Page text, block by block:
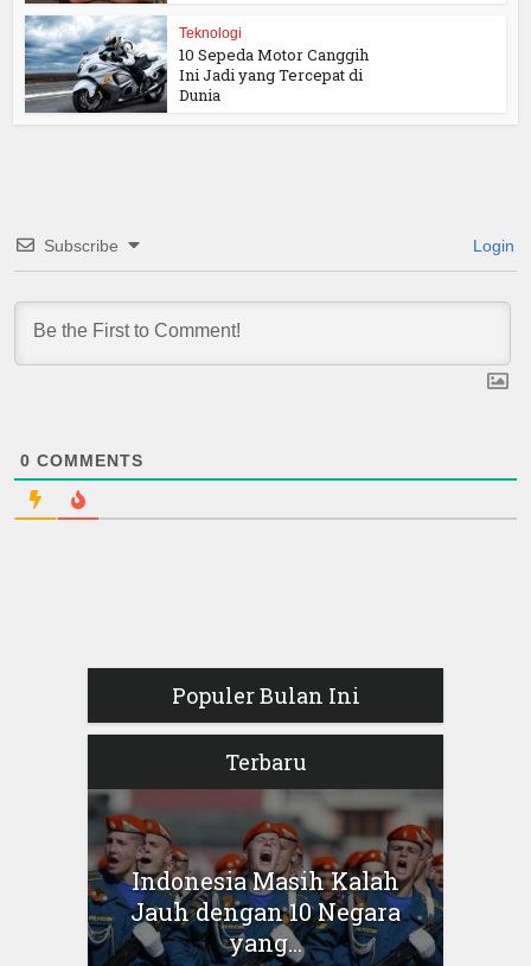
Teknologi
10 Sepeda Motor Canggih
Ini Jadi yang Tercepat di
Dunia
Subscribe Login
0 COMMENTS
Populer Bulan Ini
Terbaru
Indonesia Masih Kalah
Jauh dengan 10 Negara
yang...